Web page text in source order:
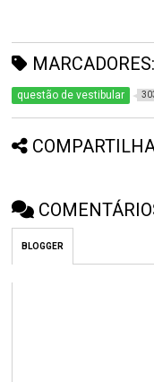
MARCADORES:
questão de vestibular
BLOGGER